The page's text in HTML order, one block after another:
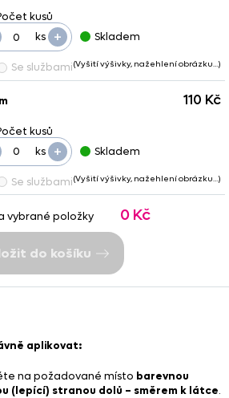
ks + Skladem
Se službami(Vyšití výšivky, nažehlení obrázku…)
ks +
110 Kč
Skladem
Se službami(Vyšití výšivky, nažehlení obrázku…)
vybrané položky 0 Kč
do košíku
aplikovat:
na požadované místo barevnou
(lepící) stranou dolů – směrem k látce.